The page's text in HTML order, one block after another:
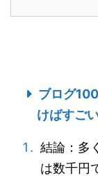
ブログ
けばすごい
結論：多
は数千円